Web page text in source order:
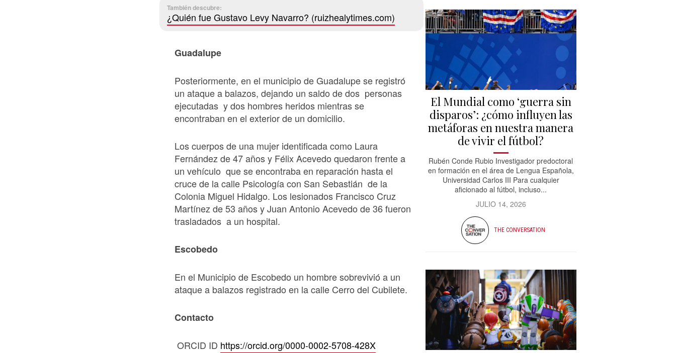
También descubre:
¿Quién fue Gustavo Levy Navarro? (ruizhealytimes.com)
Guadalupe
Posteriormente, en el municipio de Guadalupe se registró
un ataque a balazos, dejando un saldo de dos personas
ejecutadas y dos hombres heridos mientras se
encontraban en el exterior de un domicilio.
Los cuerpos de una mujer identificada como Laura
Fernández de 47 años y Félix Acevedo quedaron frente a
un vehículo que se encontraba en reparación hasta el
cruce de la calle Psicología con San Sebastián de la
Colonia Miguel Hidalgo. Los lesionados Francisco Cruz
Martínez de 53 años y Juan Antonio Acevedo de 36 fueron
trasladados a un hospital.
Escobedo
En el Municipio de Escobedo un hombre sobrevivió a un
ataque a balazos registrado en la calle Cerro del Cubilete.
Contacto
ORCID ID https://orcid.org/0000-0002-5708-428X
El Mundial como ‘guerra sin
disparos’: ¿cómo influyen las
metáforas en nuestra manera
de vivir el fútbol?
Rubén Conde Rubio Investigador predoctoral
en formación en el área de Lengua Española,
Universidad Carlos III Para cualquier
aficionado al fútbol, incluso...
JULIO 14, 2026
THE CONVERSATION